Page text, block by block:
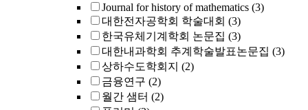
Journal for history of mathematics (3)
대한전자공학회 학술대회 (3)
한국유체기계학회 논문집 (3)
대한내과학회 추계학술발표논문집 (3)
상하수도학회지 (2)
금융연구 (2)
월간 샘터 (2)